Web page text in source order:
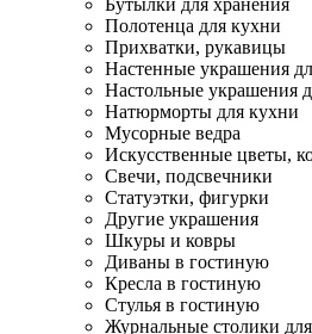
Бутылки для хранения
Полотенца для кухни
Прихватки, рукавицы
Настенные украшения
Настольные украшения
Натюрморты для кухни
Мусорные ведра
Искусственные цветы,
Свечи, подсвечники
Статуэтки, фигурки
Другие украшения
Шкуры и ковры
Диваны в гостиную
Кресла в гостиную
Стулья в гостиную
Журнальные столики